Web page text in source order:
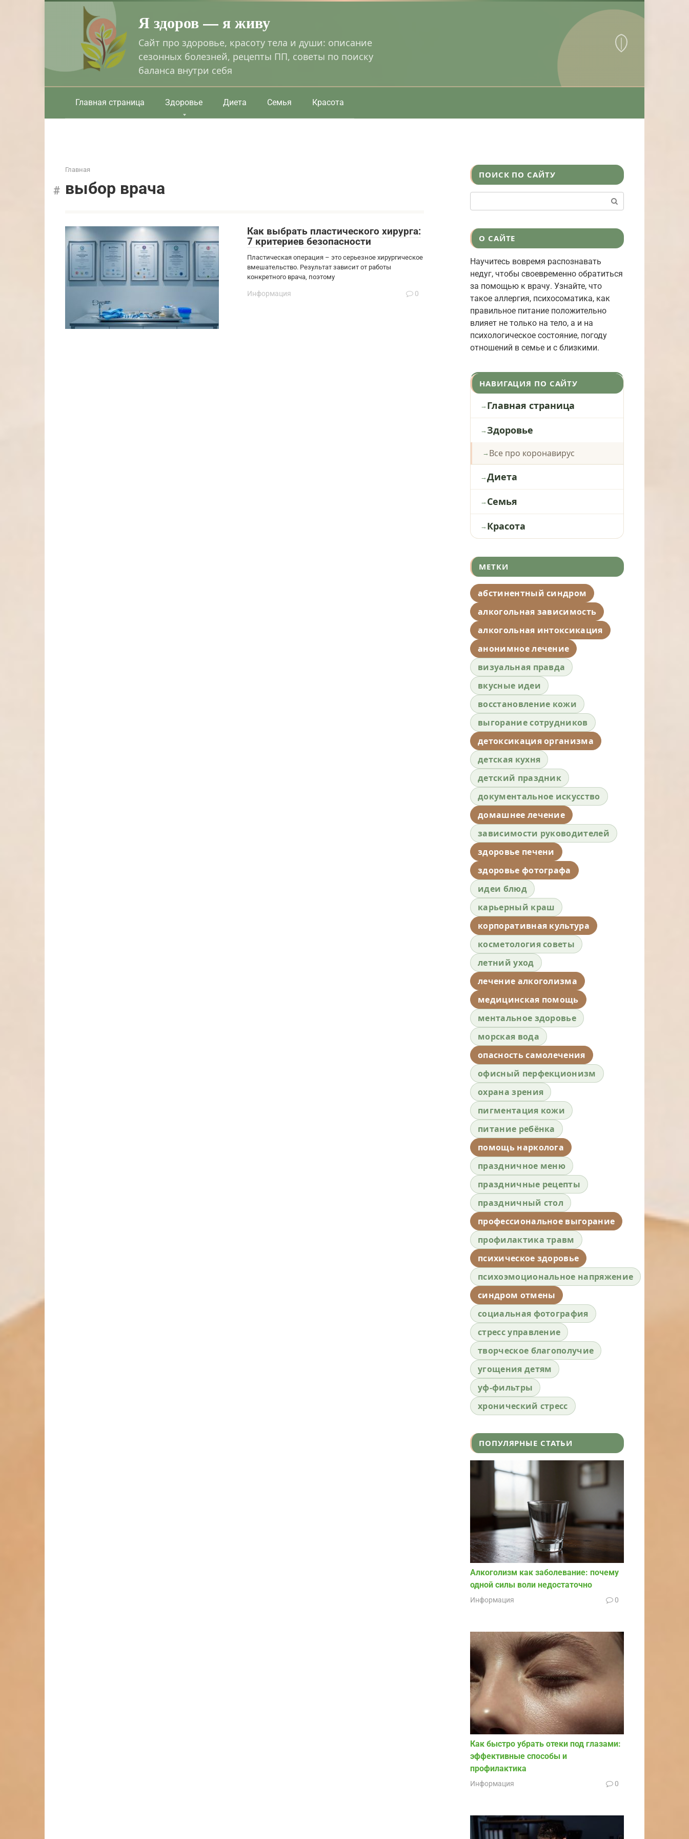
Я здоров — я живу
Сайт про здоровье, красоту тела и души: описание
сезонных болезней, рецепты ПП, советы по поиску
баланса внутри себя
Главная страница Здоровье Диета Семья Красота
Главная
выбор врача
Как выбрать пластического хирурга:
7 критериев безопасности
Пластическая операция – это серьезное хирургическое
вмешательство. Результат зависит от работы
конкретного врача, поэтому
Информация 0
ПОИСК ПО САЙТУ
О САЙТЕ
Научитесь вовремя распознавать
недуг, чтобы своевременно обратиться
за помощью к врачу. Узнайте, что
такое аллергия, психосоматика, как
правильное питание положительно
влияет не только на тело, а и на
психологическое состояние, погоду
отношений в семье и с близкими.
НАВИГАЦИЯ ПО САЙТУ
Главная страница
Здоровье
Все про коронавирус
Диета
Семья
Красота
МЕТКИ
абстинентный синдром
алкогольная зависимость
алкогольная интоксикация
анонимное лечение
визуальная правда
вкусные идеи
восстановление кожи
выгорание сотрудников
детоксикация организма
детская кухня
детский праздник
документальное искусство
домашнее лечение
зависимости руководителей
здоровье печени
здоровье фотографа
идеи блюд
карьерный краш
корпоративная культура
косметология советы
летний уход
лечение алкоголизма
медицинская помощь
ментальное здоровье
морская вода
опасность самолечения
офисный перфекционизм
охрана зрения
пигментация кожи
питание ребёнка
помощь нарколога
праздничное меню
праздничные рецепты
праздничный стол
профессиональное выгорание
профилактика травм
психическое здоровье
психоэмоциональное напряжение
синдром отмены
социальная фотография
стресс управление
творческое благополучие
угощения детям
уф-фильтры
хронический стресс
ПОПУЛЯРНЫЕ СТАТЬИ
Алкоголизм как заболевание: почему
одной силы воли недостаточно
Информация 0
Как быстро убрать отеки под глазами:
эффективные способы и
профилактика
Информация 0